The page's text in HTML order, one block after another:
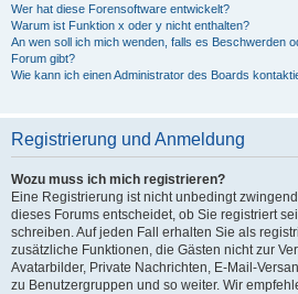
Wer hat diese Forensoftware entwickelt?
Warum ist Funktion x oder y nicht enthalten?
An wen soll ich mich wenden, falls es Beschwerden
Forum gibt?
Wie kann ich einen Administrator des Boards
Registrierung und Anmeldung
Wozu muss ich mich registrieren?
Eine Registrierung ist nicht unbedingt
dieses Forums entscheidet, ob Sie registriert
schreiben. Auf jeden Fall erhalten Sie als
zusätzliche Funktionen, die Gästen nicht zur
Avatarbilder, Private Nachrichten, E-Mail-
zu Benutzergruppen und so weiter. Wir